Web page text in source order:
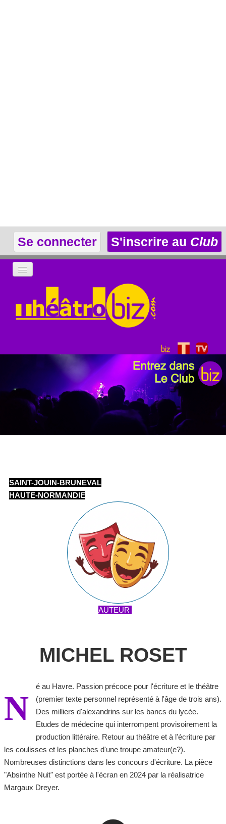
Se connecter S'inscrire au Club
LA THÉÂTROTHÈQUE
LE CLUB
SAINT-JOUIN-BRUNEVAL
HAUTE-NORMANDIE
AUTEUR
MICHEL ROSET
N
é au Havre. Passion précoce pour l'écriture et le théâtre
(premier texte personnel représenté à l'âge de trois ans).
Des milliers d'alexandrins sur les bancs du lycée.
Etudes de médecine qui interrompent provisoirement la
production littéraire. Retour au théâtre et à l'écriture par
les coulisses et les planches d'une troupe amateur(e?).
Nombreuses distinctions dans les concours d'écriture. La pièce
"Absinthe Nuit" est portée à l'écran en 2024 par la réalisatrice
Margaux Dreyer.